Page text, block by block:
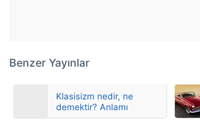
Benzer Yayınlar
Klasisizm nedir, ne
demektir? Anlamı